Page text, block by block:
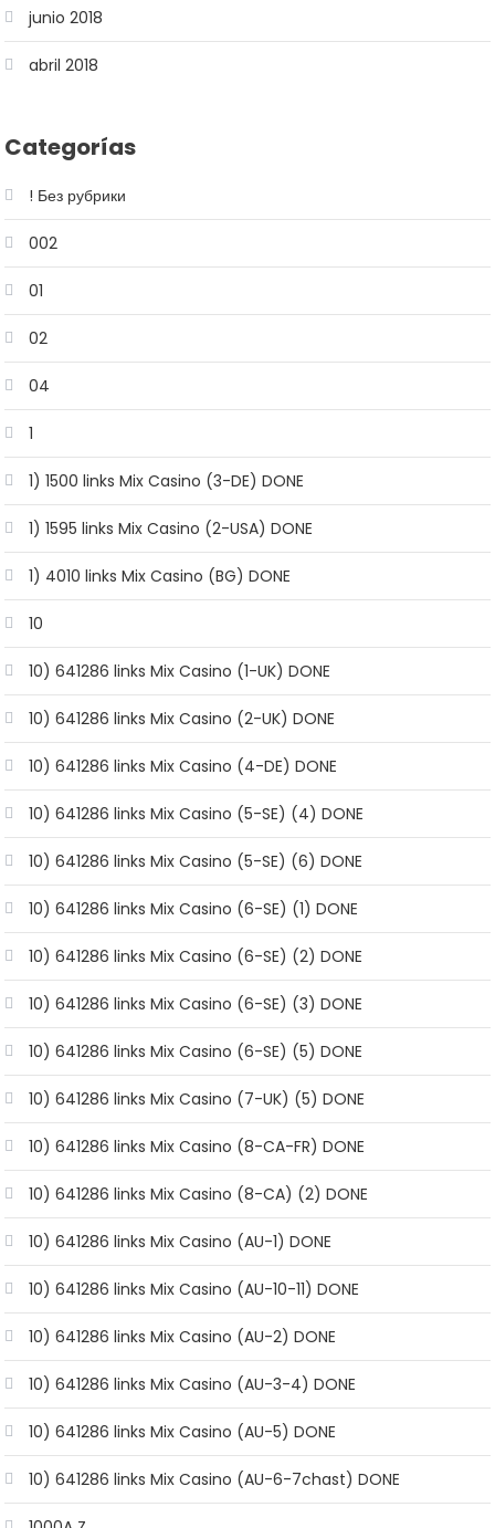
junio 2018
abril 2018
Categorías
! Без рубрики
002
01
02
04
1
1) 1500 links Mix Casino (3-DE) DONE
1) 1595 links Mix Casino (2-USA) DONE
1) 4010 links Mix Casino (BG) DONE
10
10) 641286 links Mix Casino (1-UK) DONE
10) 641286 links Mix Casino (2-UK) DONE
10) 641286 links Mix Casino (4-DE) DONE
10) 641286 links Mix Casino (5-SE) (4) DONE
10) 641286 links Mix Casino (5-SE) (6) DONE
10) 641286 links Mix Casino (6-SE) (1) DONE
10) 641286 links Mix Casino (6-SE) (2) DONE
10) 641286 links Mix Casino (6-SE) (3) DONE
10) 641286 links Mix Casino (6-SE) (5) DONE
10) 641286 links Mix Casino (7-UK) (5) DONE
10) 641286 links Mix Casino (8-CA-FR) DONE
10) 641286 links Mix Casino (8-CA) (2) DONE
10) 641286 links Mix Casino (AU-1) DONE
10) 641286 links Mix Casino (AU-10-11) DONE
10) 641286 links Mix Casino (AU-2) DONE
10) 641286 links Mix Casino (AU-3-4) DONE
10) 641286 links Mix Casino (AU-5) DONE
10) 641286 links Mix Casino (AU-6-7chast) DONE